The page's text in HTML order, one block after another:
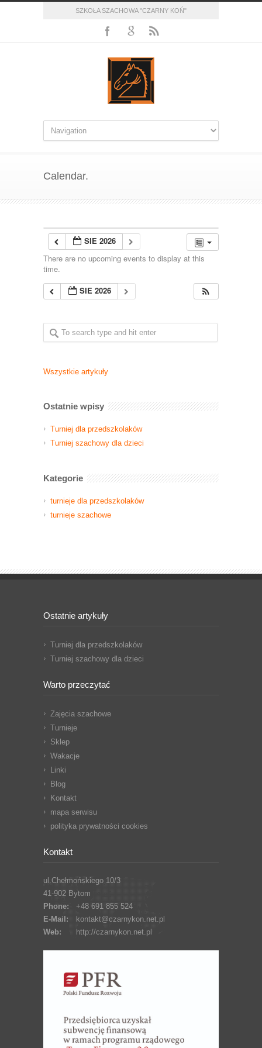
SZKOŁA SZACHOWA "CZARNY KOŃ"
Calendar.
SIE 2026
There are no upcoming events to display at this
time.
SIE 2026
Wszystkie artykuły
Ostatnie wpisy
Turniej dla przedszkolaków
Turniej szachowy dla dzieci
Kategorie
turnieje dla przedszkolaków
turnieje szachowe
Ostatnie artykuły
Turniej dla przedszkolaków
Turniej szachowy dla dzieci
Warto przeczytać
Zajęcia szachowe
Turnieje
Sklep
Wakacje
Linki
Blog
Kontakt
mapa serwisu
polityka prywatności cookies
Kontakt
ul.Chełmońskiego 10/3
41-902 Bytom
Phone:
+48 691 855 524
E-Mail:
kontakt@czarnykon.net.pl
Web:
http://czarnykon.net.pl